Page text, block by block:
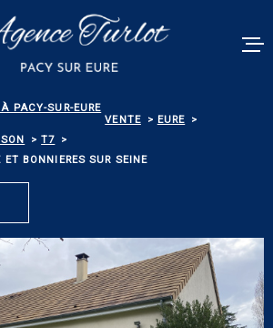
VENTES
BIENS
ALERTE
PACY-SUR-EURE
VENTE
EURE
T7
ET BONNIERES SUR SEINE
Votre
RECHERCHE
RÉFÉRENCE
BIEN
TYPE DE BIEN
VILLE